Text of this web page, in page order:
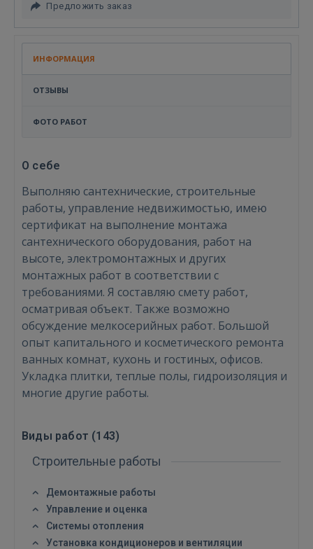
Предложить заказ
ИНФОРМАЦИЯ
ОТЗЫВЫ
ФОТО РАБОТ
О себе
Выполняю сантехнические, строительные
работы, управление недвижимостью, имею
сертификат на выполнение монтажа
сантехнического оборудования, работ на
высоте, электромонтажных и других
монтажных работ в соответствии с
требованиями. Я составляю смету работ,
осматривая объект. Также возможно
обсуждение мелкосерийных работ. Большой
опыт капитального и косметического ремонта
ванных комнат, кухонь и гостиных, офисов.
Укладка плитки, теплые полы, гидроизоляция и
многие другие работы.
Виды работ (143)
Строительные работы
Демонтажные работы
Управление и оценка
Системы отопления
Установка кондиционеров и вентиляции